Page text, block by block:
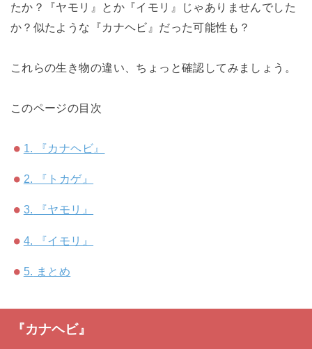
たか？『ヤモリ』とか『イモリ』じゃありませんでした
か？似たような『カナヘビ』だった可能性も？
これらの生き物の違い、ちょっと確認してみましょう。
このページの目次
1. 『カナヘビ』
2. 『トカゲ』
3. 『ヤモリ』
4. 『イモリ』
5. まとめ
『カナヘビ』